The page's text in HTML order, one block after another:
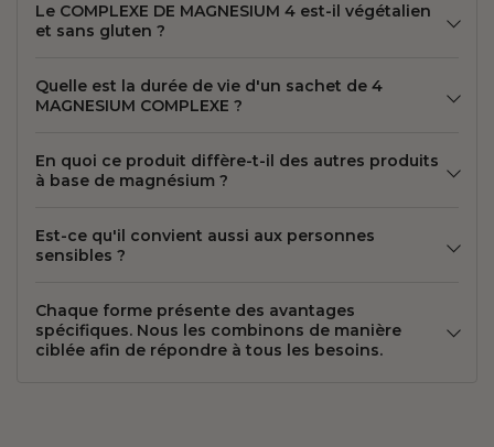
Le COMPLEXE DE MAGNESIUM 4 est-il végétalien
et sans gluten ?
Quelle est la durée de vie d'un sachet de 4
MAGNESIUM COMPLEXE ?
En quoi ce produit diffère-t-il des autres produits
à base de magnésium ?
Est-ce qu'il convient aussi aux personnes
sensibles ?
Chaque forme présente des avantages
spécifiques. Nous les combinons de manière
ciblée afin de répondre à tous les besoins.